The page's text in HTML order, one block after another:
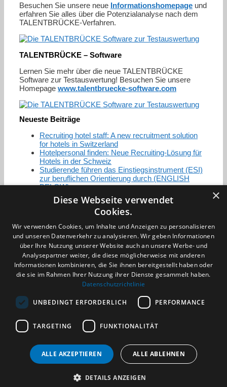
Besuchen Sie unsere neue Informationshomepage und
erfahren Sie alles über die Potenzialanalyse nach dem
TALENTBRÜCKE-Verfahren.
TALENTBRÜCKE – Software
Lernen Sie mehr über die neue TALENTBRÜCKE
Software zur Testauswertung! Besuchen Sie unsere
Homepage www.talentbruecke-software.com
Neueste Beiträge
Recruiting hotel staff: A new recruitment solution
for hotels in Switzerland
Hotelpersonal finden: Neue Recruiting-Lösung für
Hotels in der Schweiz
Studierende führen das Einstiegsinstrument (ESI)
zur beruflichen Orientierung durch (ENGLISH
BELOW)
Zertifizierung / Mitgliedschaften
Datenschutzerklärung
Benachrichtigungsservice
Kontakt und Anfahrt
(c) 2026 TALENTBRÜCKE GmbH & Co. KG
×
Diese Webseite verwendet
Cookies.
Wir verwenden Cookies, um Inhalte und Anzeigen zu personalisieren
und unseren Datenverkehr zu analysieren. Wir geben Informationen
über Ihre Nutzung unserer Website auch an unsere Werbe- und
Analysepartner weiter, die diese möglicherweise mit anderen
Informationen kombinieren, die Sie ihnen bereitgestellt haben oder
die sie im Rahmen Ihrer Nutzung ihrer Dienste gesammelt haben.
Datenschutzrichtlinie
UNBEDINGT ERFORDERLICH PERFORMANCE
TARGETING FUNKTIONALITÄT
ALLE AKZEPTIEREN ALLE ABLEHNEN
DETAILS ANZEIGEN